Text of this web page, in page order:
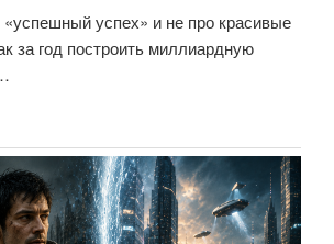
«успешный успех» и не про красивые
за год построить миллиардную